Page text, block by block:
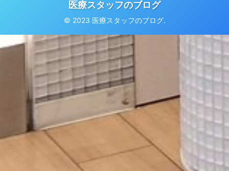
医療スタッフのブログ
© 2023 医療スタッフのブログ.